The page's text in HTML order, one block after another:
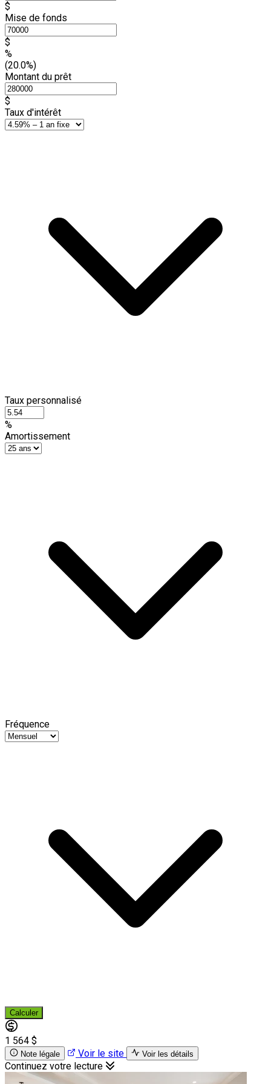
$
Mise de fonds
$
%
(20.0%)
Montant du prêt
$
Taux d'intérêt
Taux personnalisé
%
Amortissement
Fréquence
Calculer
1 564 $
Note légale Voir le site Voir les détails
Continuez votre lecture